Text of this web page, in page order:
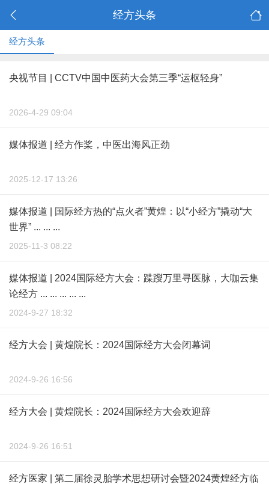
经方头条
经方头条
央视节目 | CCTV中国中医药大会第三季“运枢轻身”
2026-4-29 09:04
媒体报道 | 经方作桨，中医出海风正劲
2025-12-17 13:26
媒体报道 | 国际经方热的“点火者”黄煌：以“小经方”撬动“大
世界” ... ... ...
2025-11-3 08:22
媒体报道 | 2024国际经方大会：蹀躞万里寻医脉，大咖云集
论经方 ... ... ... ... ...
2024-9-27 18:32
经方大会 | 黄煌院长：2024国际经方大会闭幕词
2024-9-26 16:56
经方大会 | 黄煌院长：2024国际经方大会欢迎辞
2024-9-26 16:51
经方医家 | 第二届徐灵胎学术思想研讨会暨2024黄煌经方临